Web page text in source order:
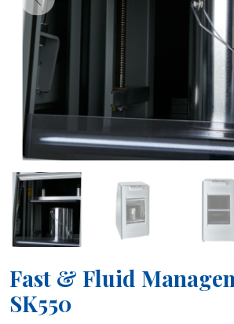
Fast & Fluid
SK550